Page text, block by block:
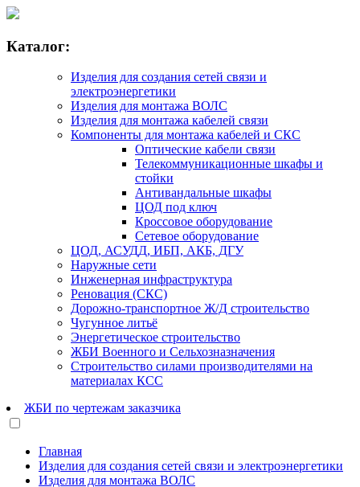
Каталог:
Изделия для создания сетей связи и
электроэнергетики
Изделия для монтажа ВОЛС
Изделия для монтажа кабелей связи
Компоненты для монтажа кабелей и СКС
Оптические кабели связи
Телекоммуникационные шкафы и
стойки
Антивандальные шкафы
ЦОД под ключ
Кроссовое оборудование
Сетевое оборудование
ЦОД, АСУДД, ИБП, АКБ, ДГУ
Наружные сети
Инженерная инфраструктура
Реновация (СКС)
Дорожно-транспортное Ж/Д строительство
Чугунное литьё
Энергетическое строительство
ЖБИ Военного и Сельхозназначения
Строительство силами производителями на
материалах КСС
ЖБИ по чертежам заказчика
Главная
Изделия для создания сетей связи и электроэнергетики
Изделия для монтажа ВОЛС